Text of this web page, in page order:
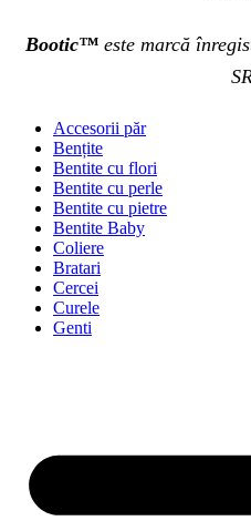
Bootic™ este marcă
Accesorii păr
Bențite
Bentite cu flori
Bentite cu perle
Bentite cu pietre
Bentite Baby
Coliere
Bratari
Cercei
Curele
Genti